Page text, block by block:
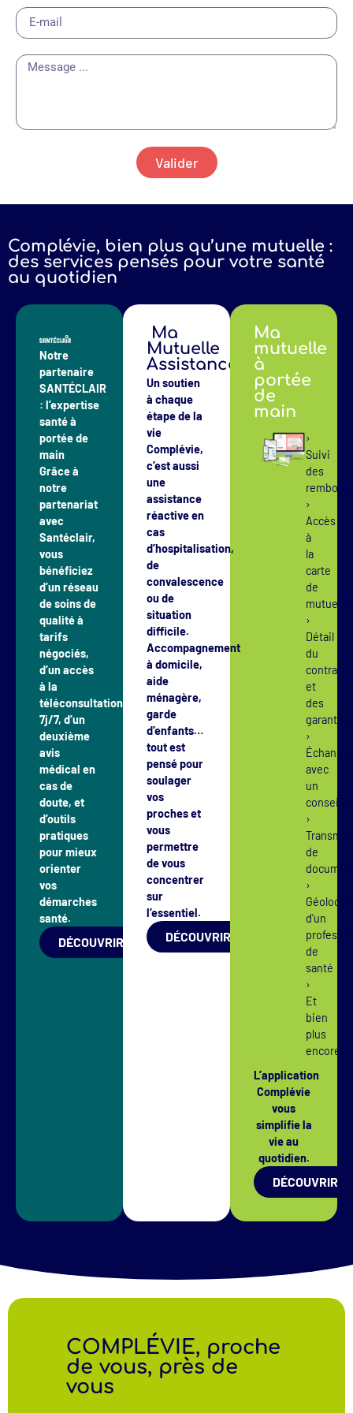
Valider
Complévie, bien plus qu’une mutuelle :
des services pensés pour votre santé
au quotidien
Notre
partenaire
SANTÉCLAIR
: l’expertise
santé à
portée de
main
Grâce à
notre
partenariat
avec
Santéclair,
vous
bénéficiez
d’un réseau
de soins de
qualité à
tarifs
négociés,
d’un accès
à la
téléconsultation
7j/7, d’un
deuxième
avis
médical en
cas de
doute, et
d’outils
pratiques
pour mieux
orienter
vos
démarches
santé.
DÉCOUVRIR
Ma
Mutuelle
Assistance
Un soutien
à chaque
étape de la
vie
Complévie,
c’est aussi
une
assistance
réactive en
cas
d’hospitalisation,
de
convalescence
ou de
situation
difficile.
Accompagnement
à domicile,
aide
ménagère,
garde
d’enfants…
tout est
pensé pour
soulager
vos
proches et
vous
permettre
de vous
concentrer
sur
l’essentiel.
DÉCOUVRIR
Ma
mutuelle
à
portée
de
main
›
Suivi
des
›
Accès
à
la
carte
de
›
Détail
du
contrat
et
des
›
avec
un
›
de
›
d’un
de
santé
›
Et
bien
plus
encore…
L’application
Complévie
vous
simplifie la
vie au
quotidien.
DÉCOUVRIR
COMPLÉVIE, proche
de vous, près de
vous